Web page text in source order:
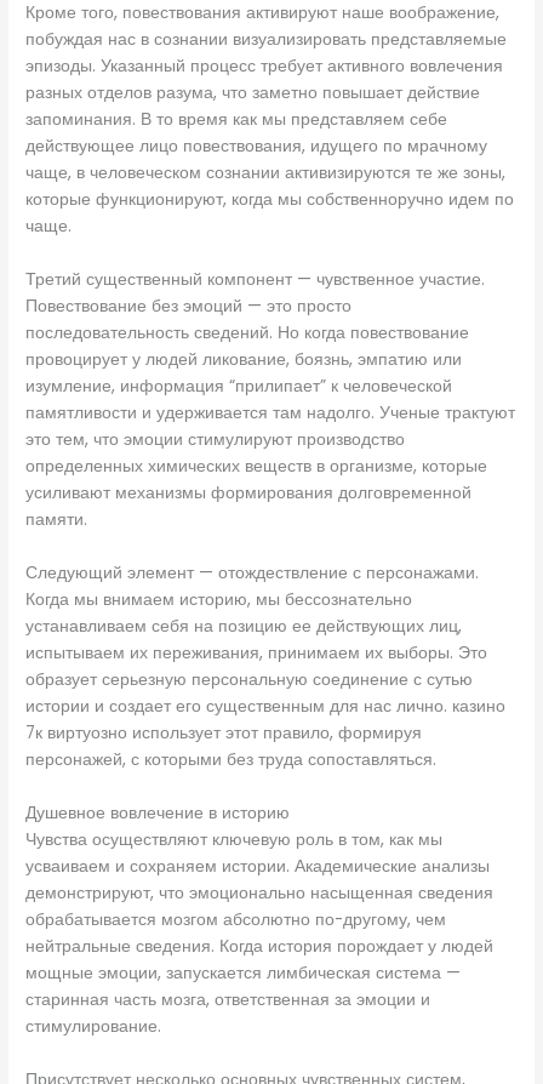
Кроме того, повествования активируют наше воображение,
побуждая нас в сознании визуализировать представляемые
эпизоды. Указанный процесс требует активного вовлечения
разных отделов разума, что заметно повышает действие
запоминания. В то время как мы представляем себе
действующее лицо повествования, идущего по мрачному
чаще, в человеческом сознании активизируются те же зоны,
которые функционируют, когда мы собственноручно идем по
чаще.
Третий существенный компонент — чувственное участие.
Повествование без эмоций — это просто
последовательность сведений. Но когда повествование
провоцирует у людей ликование, боязнь, эмпатию или
изумление, информация “прилипает” к человеческой
памятливости и удерживается там надолго. Ученые трактуют
это тем, что эмоции стимулируют производство
определенных химических веществ в организме, которые
усиливают механизмы формирования долговременной
памяти.
Следующий элемент — отождествление с персонажами.
Когда мы внимаем историю, мы бессознательно
устанавливаем себя на позицию ее действующих лиц,
испытываем их переживания, принимаем их выборы. Это
образует серьезную персональную соединение с сутью
истории и создает его существенным для нас лично. казино
7к виртуозно использует этот правило, формируя
персонажей, с которыми без труда сопоставляться.
Душевное вовлечение в историю
Чувства осуществляют ключевую роль в том, как мы
усваиваем и сохраняем истории. Академические анализы
демонстрируют, что эмоционально насыщенная сведения
обрабатывается мозгом абсолютно по-другому, чем
нейтральные сведения. Когда история порождает у людей
мощные эмоции, запускается лимбическая система —
старинная часть мозга, ответственная за эмоции и
стимулирование.